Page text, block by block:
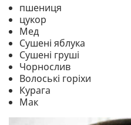
пшениця
цукор
Мед
Сушені яблука
Сушені груші
Чорнослив
Волоські горіхи
Курага
Мак